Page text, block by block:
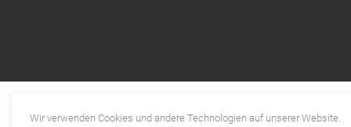
Wir verwenden Cookies und andere Technologien auf unserer Website.